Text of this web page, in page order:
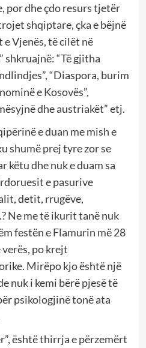
por dhe çdo resurs tjetër
shqiptare, çka e bëjnë
Vjenës, të cilët në
shkruajnë: “Të gjitha
“Diaspora, burim
e Kosovës”,
dhe austriakët” etj.
e duan me mish e
shumë prej tyre zor se
këtu dhe nuk e duam sa
e pasurive
detit, rrugëve,
Ne me të ikurit tanë nuk
festën e Flamurin më 28
po krejt
Mirëpo kjo është një
nuk i kemi bërë pjesë të
psikologjinë tonë ata
është thirrja e përzemërt